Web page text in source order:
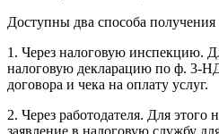
Доступны два способа получения
1. Через налоговую инспекцию.
налоговую декларацию по ф. 3-
договора и чека на оплату услуг.
2. Через работодателя. Для этого
заявление в налоговую службу